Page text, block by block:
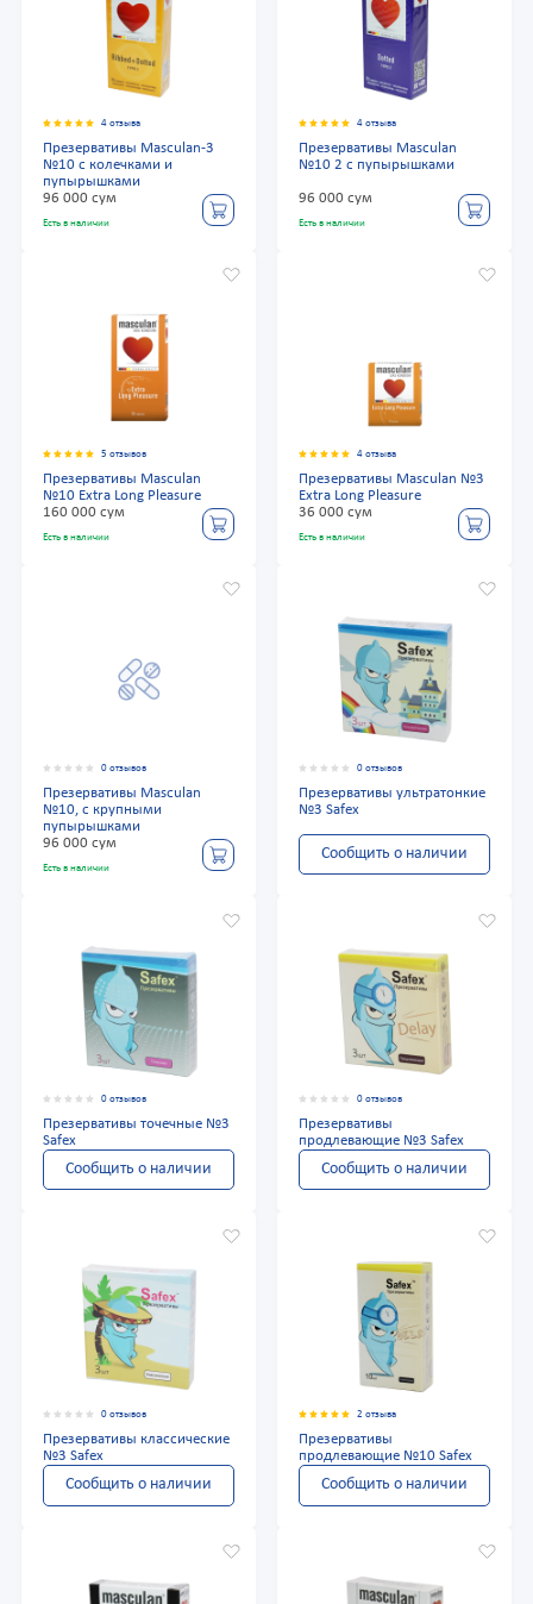
4 отзыва
Презервативы Masculan-3
№10 с колечками и
пупырышками
96 000 сум
Есть в наличии
4 отзыва
Презервативы Masculan
№10 2 с пупырышками
96 000 сум
Есть в наличии
5 отзывов
Презервативы Masculan
№10 Extra Long Pleasure
160 000 сум
Есть в наличии
4 отзыва
Презервативы Masculan №3
Extra Long Pleasure
36 000 сум
Есть в наличии
0 отзывов
Презервативы Masculan
№10, с крупными
пупырышками
96 000 сум
Есть в наличии
0 отзывов
Презервативы ультратонкие
№3 Safex
Сообщить о наличии
0 отзывов
Презервативы точечные №3
Safex
Сообщить о наличии
0 отзывов
Презервативы
продлевающие №3 Safex
Сообщить о наличии
0 отзывов
Презервативы классические
№3 Safex
Сообщить о наличии
2 отзыва
Презервативы
продлевающие №10 Safex
Сообщить о наличии